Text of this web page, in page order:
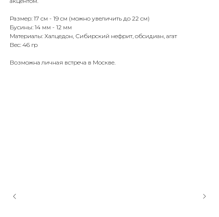
Размер: 17 см - 19 см (можно увеличить до 22 см)
Бусины: 14 мм - 12 мм
Материалы: Халцедон, Сибирский нефрит, обсидиан, агат
Вес: 46 гр
Возможна личная встреча в Москве.